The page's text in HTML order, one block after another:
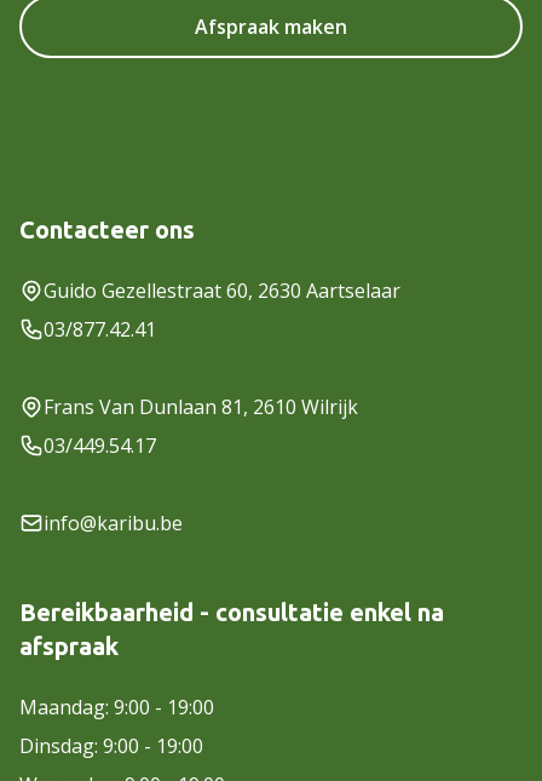
Afspraak maken
Contacteer ons
Guido Gezellestraat 60, 2630 Aartselaar
03/877.42.41
Frans Van Dunlaan 81, 2610 Wilrijk
03/449.54.17
info@karibu.be
Bereikbaarheid - consultatie enkel na
afspraak
Maandag: 9:00 - 19:00
Dinsdag: 9:00 - 19:00